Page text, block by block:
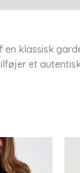
klassisk
et